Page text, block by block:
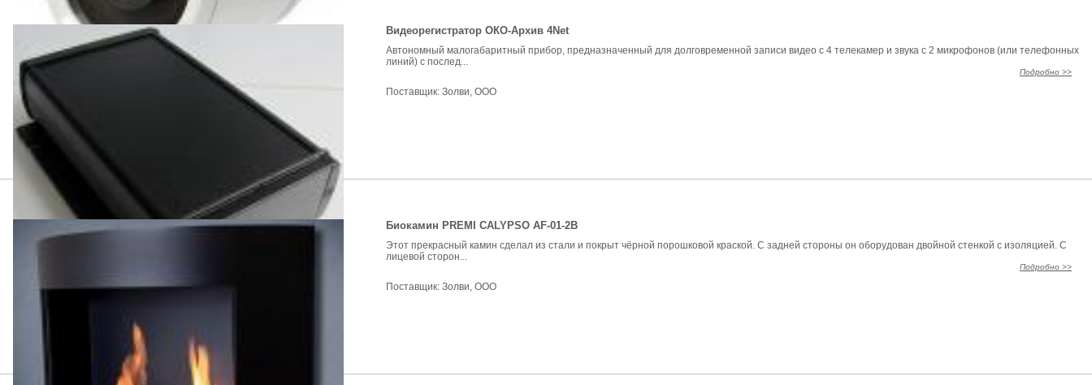
Видеорегистратор ОКО-Архив 4Net
Автономный малогабаритный прибор, предназначенный для долговременной записи видео с 4 телекамер и звука с 2 микрофонов (или телефонных
линий) с послед...
Подробно >>
Поставщик: Золви, ООО
Биокамин PREMI CALYPSO AF-01-2B
Этот прекрасный камин сделал из стали и покрыт чёрной порошковой краской. С задней стороны он оборудован двойной стенкой с изоляцией. С
лицевой сторон...
Подробно >>
Поставщик: Золви, ООО